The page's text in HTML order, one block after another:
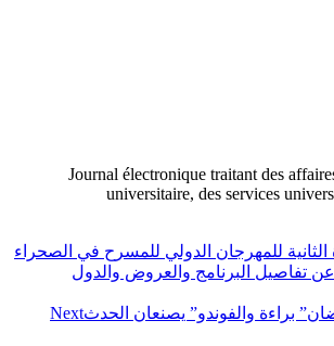
Journal électronique traitant des
universitaire, des services
الثانية للمهرجان الدولي للمسرح في الصحراء
تفاصيل البرنامج والعروض والدول
براءة والفوندو” يصنعان الحدثNext